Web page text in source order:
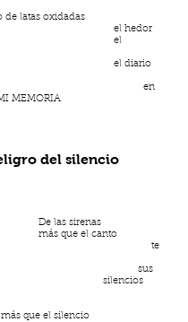
de latas oxidadas
MEMORIA
del silencio
sirenas
el canto
el silencio